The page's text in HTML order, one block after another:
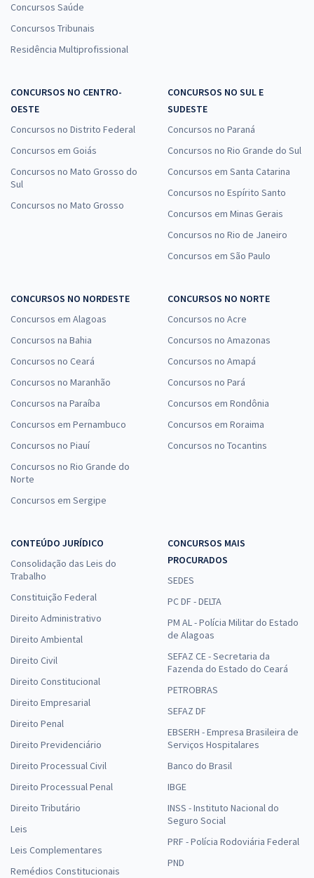
Concursos Saúde
Concursos Tribunais
Residência Multiprofissional
CONCURSOS NO CENTRO-
OESTE
Concursos no Distrito Federal
Concursos em Goiás
Concursos no Mato Grosso do
Sul
Concursos no Mato Grosso
CONCURSOS NO SUL E
SUDESTE
Concursos no Paraná
Concursos no Rio Grande do Sul
Concursos em Santa Catarina
Concursos no Espírito Santo
Concursos em Minas Gerais
Concursos no Rio de Janeiro
Concursos em São Paulo
CONCURSOS NO NORDESTE
Concursos em Alagoas
Concursos na Bahia
Concursos no Ceará
Concursos no Maranhão
Concursos na Paraíba
Concursos em Pernambuco
Concursos no Piauí
Concursos no Rio Grande do
Norte
Concursos em Sergipe
CONCURSOS NO NORTE
Concursos no Acre
Concursos no Amazonas
Concursos no Amapá
Concursos no Pará
Concursos em Rondônia
Concursos em Roraima
Concursos no Tocantins
CONTEÚDO JURÍDICO
Consolidação das Leis do
Trabalho
Constituição Federal
Direito Administrativo
Direito Ambiental
Direito Civil
Direito Constitucional
Direito Empresarial
Direito Penal
Direito Previdenciário
Direito Processual Civil
Direito Processual Penal
Direito Tributário
Leis
Leis Complementares
Remédios Constitucionais
CONCURSOS MAIS
PROCURADOS
SEDES
PC DF - DELTA
PM AL - Polícia Militar do Estado
de Alagoas
SEFAZ CE - Secretaria da
Fazenda do Estado do Ceará
PETROBRAS
SEFAZ DF
EBSERH - Empresa Brasileira de
Serviços Hospitalares
Banco do Brasil
IBGE
INSS - Instituto Nacional do
Seguro Social
PRF - Polícia Rodoviária Federal
PND